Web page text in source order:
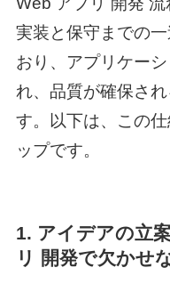
実装と保守までの
おり、アプリケー
れ、品質が確保さ
す。以下は、この
ップです。
1. アイデアの立
リ 開発で欠かせ